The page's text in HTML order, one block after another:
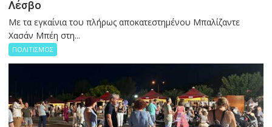
Λέσβο
Με τα εγκαίνια του πλήρως αποκατεστημένου Μπαλίζαντε
Χασάν Μπέη στη...
ΠΟΛΙΤΙΣΜΟΣ